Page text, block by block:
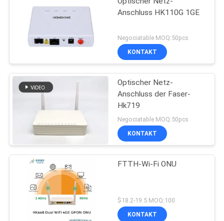
Anschluss HK110G 1GE
Negociatable MOQ:50pcs
KONTAKT
Optischer Netz-
Anschluss der Faser-
Hk719
Negociatable MOQ:50pcs
KONTAKT
FTTH-Wi-Fi ONU
$18.2-19.5 MOQ:100
KONTAKT